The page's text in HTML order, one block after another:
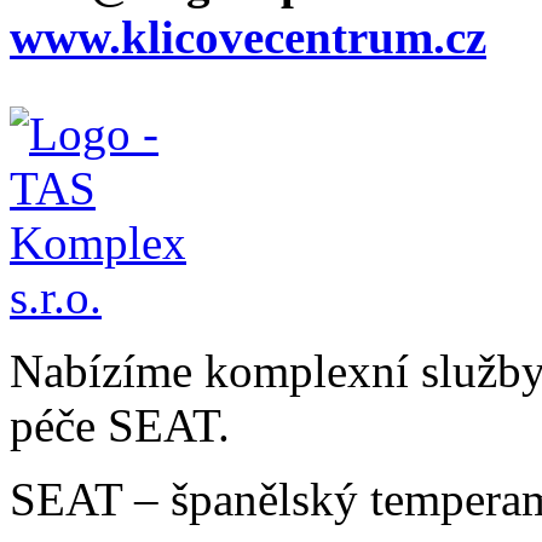
www.klicovecentrum.cz
Nabízíme komplexní
péče SEAT.
SEAT – španělský